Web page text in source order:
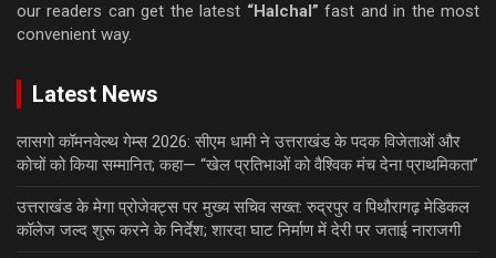
our readers can get the latest “Halchal” fast and in the most
convenient way.
Latest News
लासगो कॉमनवेल्थ गेम्स 2026: सीएम धामी ने उत्तराखंड के पदक विजेताओं और
कोचों को किया सम्मानित; कहा— “खेल प्रतिभाओं को वैश्विक मंच देना प्राथमिकता”
उत्तराखंड के मेगा प्रोजेक्ट्स पर मुख्य सचिव सख्त: रुद्रपुर व पिथौरागढ़ मेडिकल
कॉलेज जल्द शुरू करने के निर्देश; शारदा घाट निर्माण में देरी पर जताई नाराजगी